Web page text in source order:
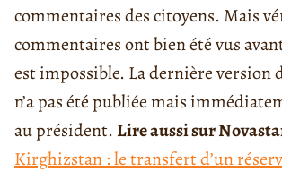
commentaires des citoyens. Mais
commentaires ont bien été vus
est impossible. La dernière version
n’a pas été publiée mais
au président. Lire aussi sur
Kirghizstan : le transfert d’un